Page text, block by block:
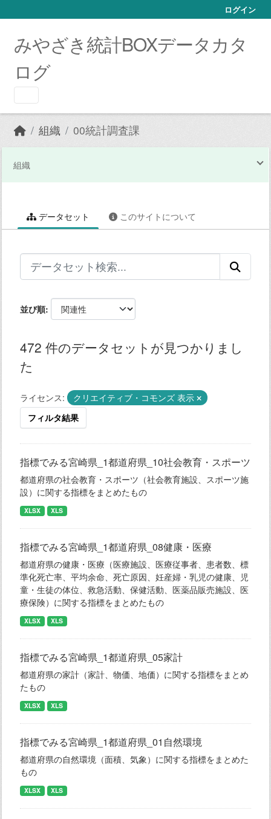
ログイン
みやざき統計BOXデータカタ
ログ
組織 00統計調査課
組織
データセット このサイトについて
並び順
472 件のデータセットが見つかりまし
た
ライセンス:
クリエイティブ・コモンズ 表示
フィルタ結果
指標でみる宮崎県_1都道府県_10社会教育・スポーツ
都道府県の社会教育・スポーツ（社会教育施設、スポーツ施
設）に関する指標をまとめたもの
XLSX XLS
指標でみる宮崎県_1都道府県_08健康・医療
都道府県の健康・医療（医療施設、医療従事者、患者数、標
準化死亡率、平均余命、死亡原因、妊産婦・乳児の健康、児
童・生徒の体位、救急活動、保健活動、医薬品販売施設、医
療保険）に関する指標をまとめたもの
XLSX XLS
指標でみる宮崎県_1都道府県_05家計
都道府県の家計（家計、物価、地価）に関する指標をまとめ
たもの
XLSX XLS
指標でみる宮崎県_1都道府県_01自然環境
都道府県の自然環境（面積、気象）に関する指標をまとめた
もの
XLSX XLS